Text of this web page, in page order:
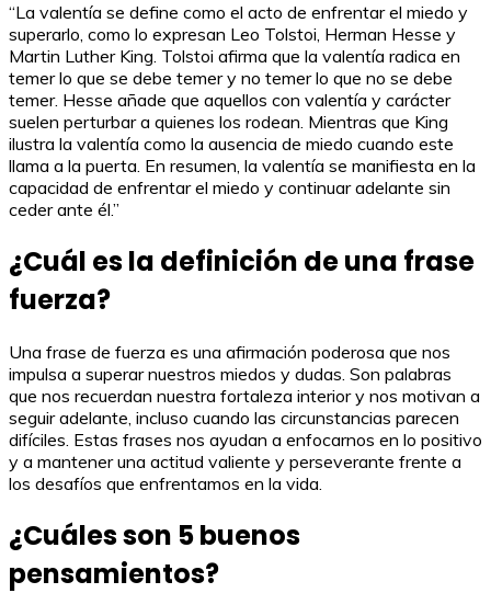
“La valentía se define como el acto de enfrentar el miedo y
superarlo, como lo expresan Leo Tolstoi, Herman Hesse y
Martin Luther King. Tolstoi afirma que la valentía radica en
temer lo que se debe temer y no temer lo que no se debe
temer. Hesse añade que aquellos con valentía y carácter
suelen perturbar a quienes los rodean. Mientras que King
ilustra la valentía como la ausencia de miedo cuando este
llama a la puerta. En resumen, la valentía se manifiesta en la
capacidad de enfrentar el miedo y continuar adelante sin
ceder ante él.”
¿Cuál es la definición de una frase
fuerza?
Una frase de fuerza es una afirmación poderosa que nos
impulsa a superar nuestros miedos y dudas. Son palabras
que nos recuerdan nuestra fortaleza interior y nos motivan a
seguir adelante, incluso cuando las circunstancias parecen
difíciles. Estas frases nos ayudan a enfocarnos en lo positivo
y a mantener una actitud valiente y perseverante frente a
los desafíos que enfrentamos en la vida.
¿Cuáles son 5 buenos
pensamientos?